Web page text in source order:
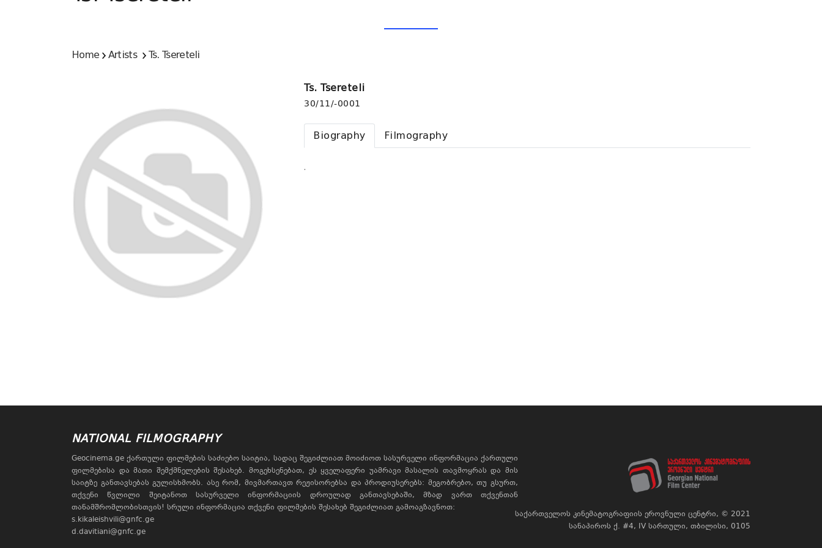
Home Artists Ts. Tsereteli
Ts. Tsereteli
30/11/-0001
Biography Filmography
.
NATIONAL FILMOGRAPHY
Geocinema.ge ქართული ფილმების საძიებო საიტია, სადაც შეგიძლიათ მოიძიოთ სასურველი ინფორმაცია ქართული
ფილმებისა და მათი შემქმნელების შესახებ. მოგეხსენებათ, ეს ყველაფერი უამრავი მასალის თავმოყრას და მის
საიტზე განთავსებას გულისხმობს. ასე რომ, მივმართავთ რეჟისორებსა და პროდიუსერებს: მეგობრებო, თუ გსურთ,
თქვენი წვლილი შეიტანოთ სასურველი ინფორმაციის დროულად განთავსებაში, მზად ვართ თქვენთან
თანამშრომლობისთვის! სრული ინფორმაცია თქვენი ფილმების შესახებ შეგიძლიათ გამოაგზავნოთ:
s.kikaleishvili@gnfc.ge
d.davitiani@gnfc.ge
საქართველოს კინემატოგრაფიის ეროვნული ცენტრი, © 2021
სანაპიროს ქ. #4, IV სართული, თბილისი, 0105